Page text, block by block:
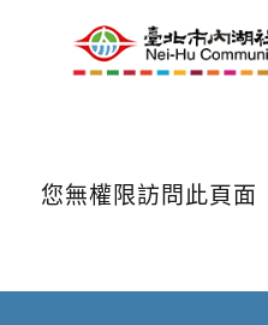
您無權限訪問此頁面